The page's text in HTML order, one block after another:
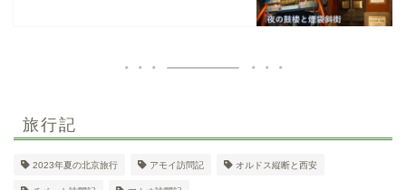
旅行記
2023年夏の北京旅行 アモイ訪問記 オルドス縦断と西安